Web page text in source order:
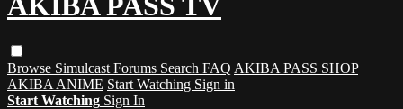
Browse Simulcast Forums Search FAQ AKIBA PASS SHOP
AKIBA ANIME Start Watching Sign in
Start Watching Sign In